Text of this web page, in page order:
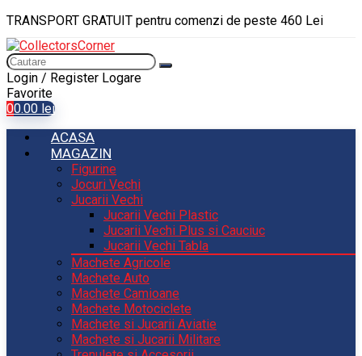
TRANSPORT GRATUIT pentru comenzi de peste 460 Lei
Login / Register Logare
Favorite
00.00 lei
ACASA
MAGAZIN
Figurine
Jocuri Vechi
Jucarii Vechi
Jucarii Vechi Plastic
Jucarii Vechi Plus si Cauciuc
Jucarii Vechi Tabla
Machete Agricole
Machete Auto
Machete Camioane
Machete Motociclete
Machete si Jucarii Aviatie
Machete si Jucarii Militare